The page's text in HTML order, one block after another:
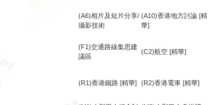
(A6)相片及短片分享/
攝影技術
(A10)香港地方討論 [精
華]
(F1)交通路線集思建
議區
(C2)航空 [精華]
(R1)香港鐵路 [精華] (R2)香港電車 [精華]